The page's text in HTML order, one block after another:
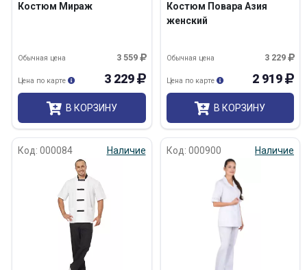
Костюм Мираж
3 559
Обычная цена
3 229
Цена по карте
В КОРЗИНУ
Костюм Повара Азия
женский
3 229
Обычная цена
2 919
Цена по карте
В КОРЗИНУ
Код: 000084 Наличие Код: 000900 Наличие